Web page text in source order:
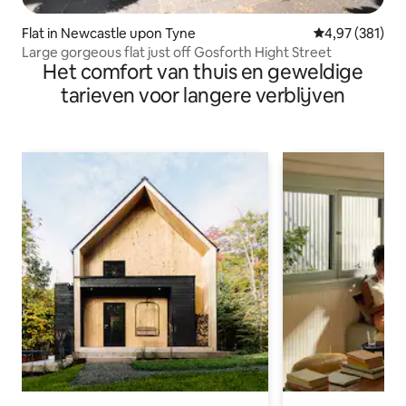
Flat in Newcastle upon Tyne Gemiddelde
4,97 (381)
Large gorgeous flat just off Gosforth Hight Street
Het comfort van thuis en geweldige
tarieven voor langere verblijven